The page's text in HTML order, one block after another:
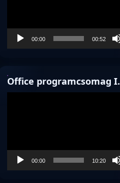
00:00 00:52
Office programcsomag I.
00:00 10:20